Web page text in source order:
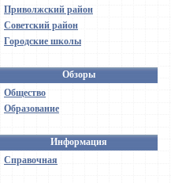
Приволжский район
Советский район
Городские школы
Обзоры
Общество
Образование
Информация
Справочная